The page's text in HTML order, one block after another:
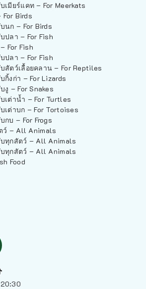
เมียร์แคท – For Meerkats
Birds
นก – For Birds
ปลา – For Fish
For Fish
ปลา – For Fish
สัตว์เลื้อยคลาน – For Reptiles
กิ้งก่า – For Lizards
งู – For Snakes
เต่าน้ำ – For Turtles
เต่าบก – For Tortoises
กบ – For Frogs
ว์ – All Animals
ทุกสัตว์ – All Animals
ทุกสัตว์ – All Animals
Food